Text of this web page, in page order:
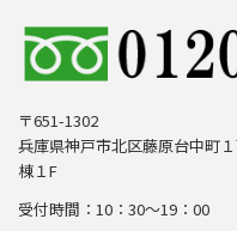
〒651-1302
兵庫県神戸市北区藤原台中町
棟１F
受付時間：10：30～19：00